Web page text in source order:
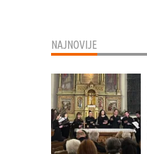
NAJNOVIJE